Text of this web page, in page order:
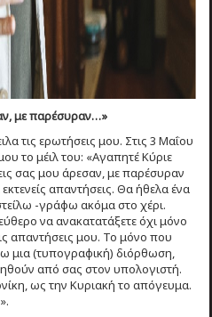
με παρέσυραν…»
τις ερωτήσεις μου. Στις 3 Μαΐου
το μέιλ του: «Αγαπητέ Κύριε
σας μου άρεσαν, με παρέσυραν
απαντήσεις. Θα ήθελα ένα
-γράφω ακόμα στο χέρι.
να ανακατατάξετε όχι μόνο
απαντήσεις μου. Το μόνο που
μια (τυπογραφική) διόρθωση,
από σας στον υπολογιστή.
ως την Κυριακή το απόγευμα.